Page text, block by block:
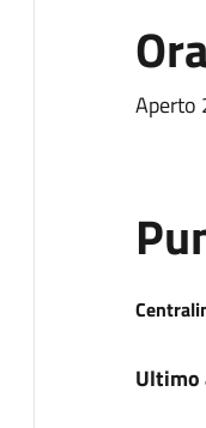
Aperto
Ultimo